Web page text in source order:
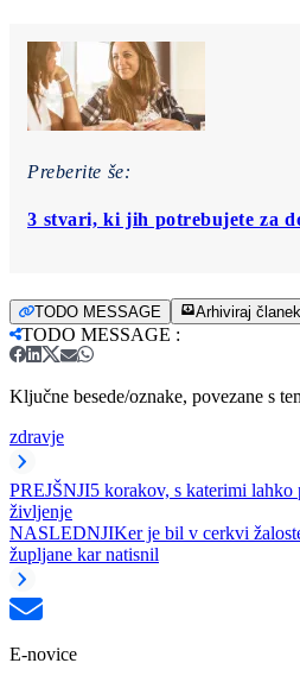
Preberite še:
3 stvari, ki jih potrebujete za
TODO MESSAGE Arhiviraj članek
TODO MESSAGE :
Ključne besede/oznake, povezane s
zdravje
PREJŠNJI5 korakov, s katerimi
življenje
NASLEDNJIKer je bil v cerkvi
župljane kar natisnil
E-novice